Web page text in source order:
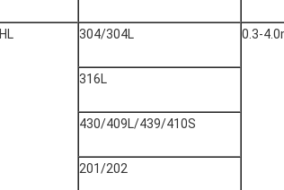
HL
304/304L 0.3-
316L
430/409L/439/410S
201/202